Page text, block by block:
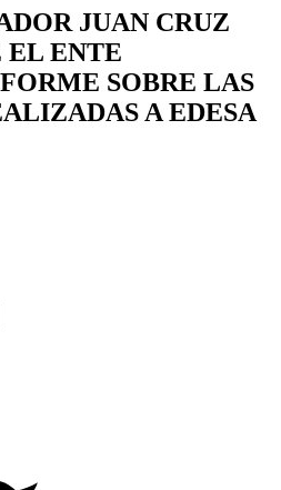
JUAN CRUZ
EL ENTE
SOBRE LAS
A EDESA